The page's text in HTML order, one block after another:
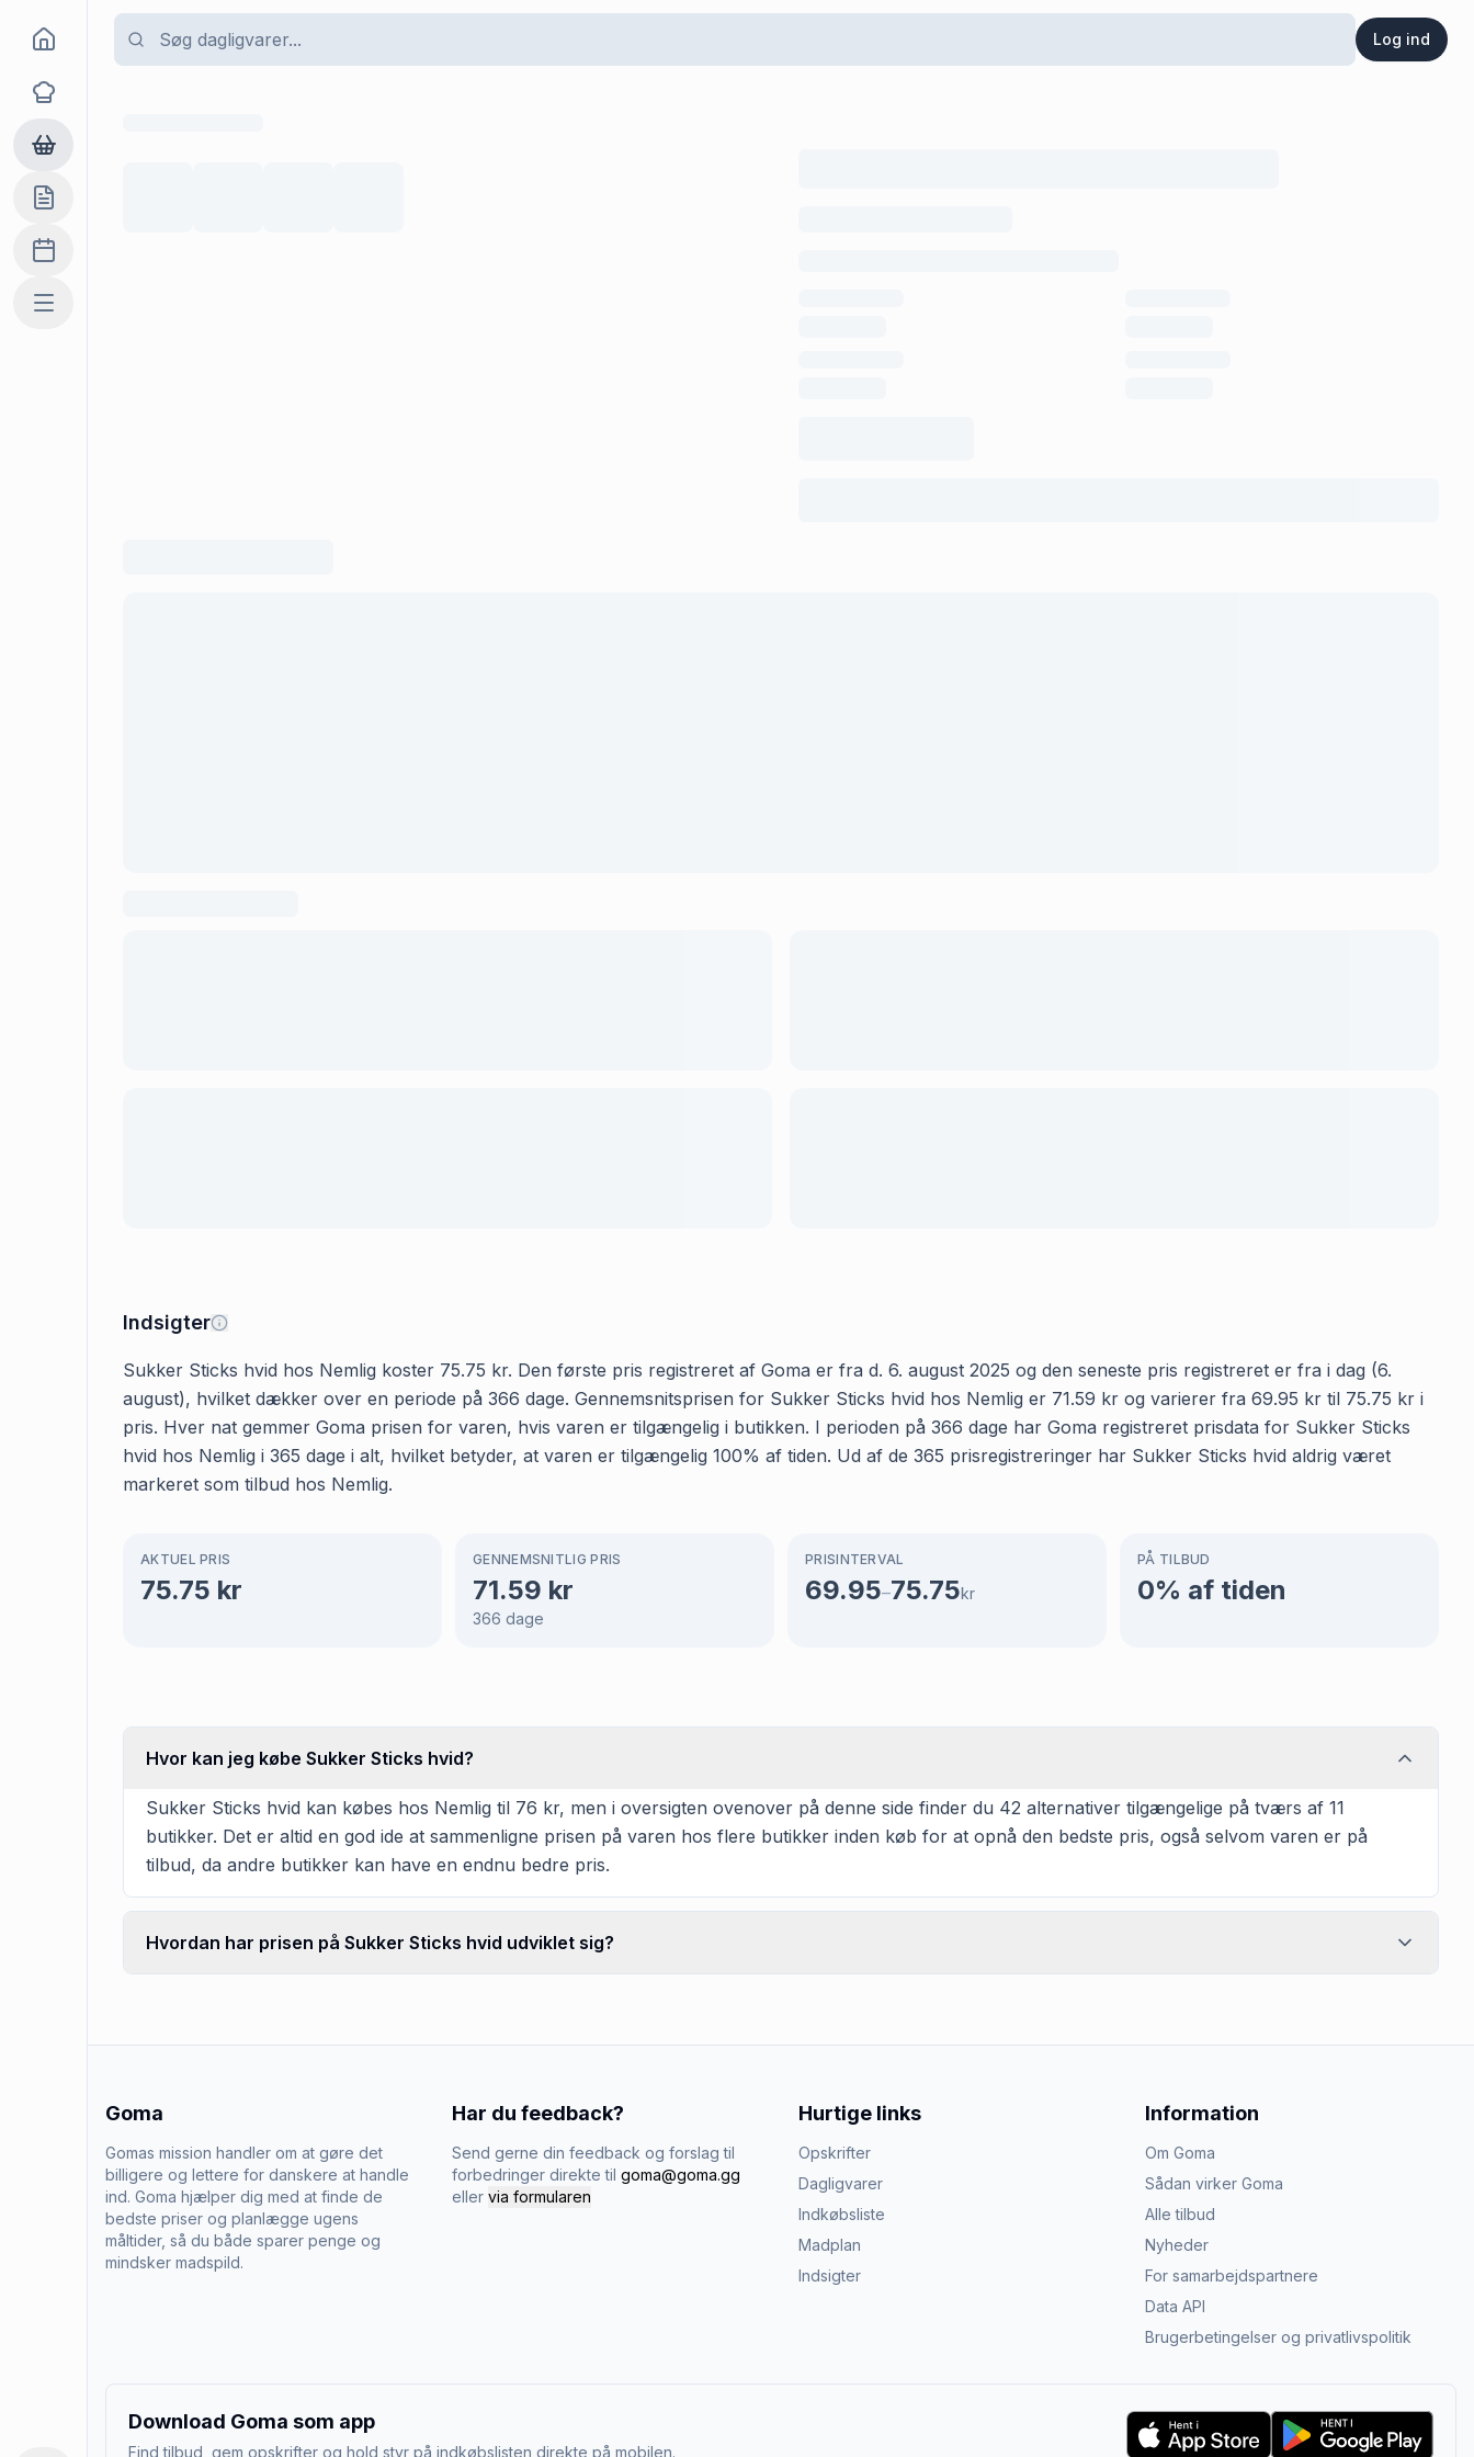
Log ind
Goma
Opskrifter
Dagligvarer
Indkøbslisten
Madplan
Mere
Indsigter
Sukker Sticks hvid hos Nemlig koster 75.75 kr. Den første pris registreret af Goma er fra d. 6. august 2025 og den seneste pris registreret er fra i dag (6.
august), hvilket dækker over en periode på 366 dage. Gennemsnitsprisen for Sukker Sticks hvid hos Nemlig er 71.59 kr og varierer fra 69.95 kr til 75.75 kr i
pris. Hver nat gemmer Goma prisen for varen, hvis varen er tilgængelig i butikken. I perioden på 366 dage har Goma registreret prisdata for Sukker Sticks
hvid hos Nemlig i 365 dage i alt, hvilket betyder, at varen er tilgængelig 100% af tiden. Ud af de 365 prisregistreringer har Sukker Sticks hvid aldrig været
markeret som tilbud hos Nemlig.
AKTUEL PRIS
75.75 kr
GENNEMSNITLIG PRIS
71.59 kr
366 dage
PRISINTERVAL
69.95–75.75kr
PÅ TILBUD
0% af tiden
Hvor kan jeg købe Sukker Sticks hvid?
Sukker Sticks hvid kan købes hos Nemlig til 76 kr, men i oversigten ovenover på denne side finder du 42 alternativer tilgængelige på tværs af 11
butikker. Det er altid en god ide at sammenligne prisen på varen hos flere butikker inden køb for at opnå den bedste pris, også selvom varen er på
tilbud, da andre butikker kan have en endnu bedre pris.
Hvordan har prisen på Sukker Sticks hvid udviklet sig?
Goma
Gomas mission handler om at gøre det
billigere og lettere for danskere at handle
ind. Goma hjælper dig med at finde de
bedste priser og planlægge ugens
måltider, så du både sparer penge og
mindsker madspild.
Har du feedback?
Send gerne din feedback og forslag til
forbedringer direkte til goma@goma.gg
eller via formularen
Hurtige links
Opskrifter
Dagligvarer
Indkøbsliste
Madplan
Indsigter
Information
Om Goma
Sådan virker Goma
Alle tilbud
Nyheder
For samarbejdspartnere
Data API
Brugerbetingelser og privatlivspolitik
Download Goma som app
Find tilbud, gem opskrifter og hold styr på indkøbslisten direkte på mobilen.